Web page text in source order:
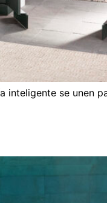
inteligente se unen